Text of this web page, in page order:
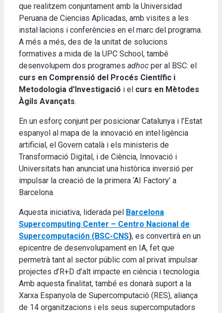
que realitzem conjuntament amb la Universidad
Peruana de Ciencias Aplicadas, amb visites a les
instal·lacions i conferències en el marc del programa.
A més a més, des de la unitat de solucions
formatives a mida de la UPC School, també
desenvolupem dos programes adhoc per al BSC: el
curs en Comprensió del Procés Científic i
Metodologia d’Investigació i el curs en Mètodes
Àgils Avançats.
En un esforç conjunt per posicionar Catalunya i l’Estat
espanyol al mapa de la innovació en intel·ligència
artificial, el Govern català i els ministeris de
Transformació Digital, i de Ciència, Innovació i
Universitats han anunciat una històrica inversió per
impulsar la creació de la primera ‘AI Factory’ a
Barcelona.
Aquesta iniciativa, liderada pel
Barcelona
Supercomputing Center – Centro Nacional de
Supercomputación (BSC-CNS), es convertirà en un
epicentre de desenvolupament en IA, fet que
permetrà tant al sector públic com al privat impulsar
projectes d’R+D d’alt impacte en ciència i tecnologia.
Amb aquesta finalitat, també es donarà suport a la
Xarxa Espanyola de Supercomputació (RES), aliança
de 14 organitzacions i els seus supercomputadors